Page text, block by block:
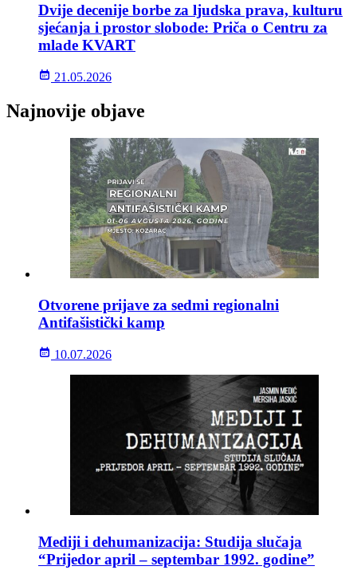
Dvije decenije borbe za ljudska prava, kulturu
sjećanja i prostor slobode: Priča o Centru za
mlade KVART
21.05.2026
Najnovije objave
Otvorene prijave za sedmi regionalni
Antifašistički kamp
10.07.2026
Mediji i dehumanizacija: Studija slučaja
“Prijedor april – septembar 1992. godine”